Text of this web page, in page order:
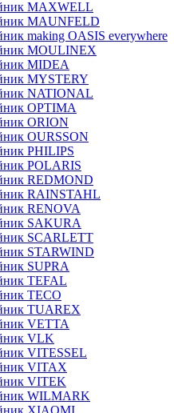
MAXWELL
MAUNFELD
making OASIS everywhere
MOULINEX
MIDEA
MYSTERY
NATIONAL
OPTIMA
ORION
OURSSON
PHILIPS
POLARIS
REDMOND
RAINSTAHL
RENOVA
SAKURA
SCARLETT
STARWIND
SUPRA
TEFAL
TECO
TUAREX
VETTA
VLK
VITESSEL
VITAX
VITEK
WILMARK
XIAOMI